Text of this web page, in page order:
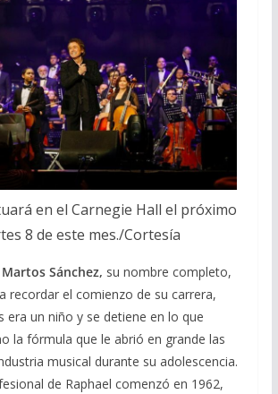
en el Carnegie Hall el próximo
8 de este mes./Cortesía
Sánchez, su nombre completo,
recordar el comienzo de su carrera,
era un niño y se detiene en lo que
la fórmula que le abrió en grande las
musical durante su adolescencia.
de Raphael comenzó en 1962,